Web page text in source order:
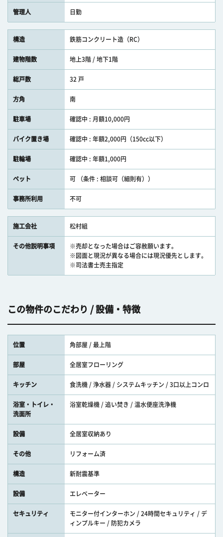
管理人 日勤
構造 鉄筋コンクリート造（RC）
建物階数 地上3階 / 地下1階
総戸数 32 戸
方角 南
駐車場 確認中 : 月額10,000円
バイク置き場 確認中 : 年額2,000円（150cc以下）
駐輪場 確認中 : 年額1,000円
ペット 可 （条件 : 相談可（細則有））
事務所利用 不可
施工会社 松村組
その他説明事項
※売却となった場合はご容赦願います。
※図面と現況が異なる場合には現況優先とします。
※司法書士売主指定
この物件のこだわり / 設備・特徴
位置 角部屋 / 最上階
部屋 全居室フローリング
キッチン 食洗機 / 浄水器 / システムキッチン / 3口以上コンロ
浴室・トイレ・
洗面所
浴室乾燥機 / 追い焚き / 温水便座洗浄機
設備 全居室収納あり
その他 リフォーム済
構造 新耐震基準
設備 エレベーター
セキュリティ
モニター付インターホン / 24時間セキュリティ / デ
ィンプルキー / 防犯カメラ